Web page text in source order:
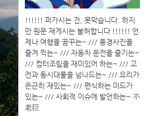
!!!!!! 퍼가시는 건, 못막습니다. 하지
만 원문 재게시는 불허합니다 !!!!!! 언
제나 여행을 꿈꾸는~ /// 풍경사진을
즐겨 찍는~ /// 자동차 운전을 즐기는~
/// 컴터조립을 재미있어 하는~ /// 고
전과 동시대물을 넘나드는~ /// 요리가
은근히 재밌는~ /// 편식하는 미드가
있는~ /// 사회적 이슈에 발언하는~ 不
老巨